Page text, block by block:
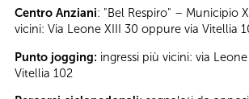
Centro Anziani: "Bel Respiro" – Municipio
vicini: Via Leone XIII 30 oppure via Vitellia
Punto jogging: ingressi più vicini: via
Vitellia 102